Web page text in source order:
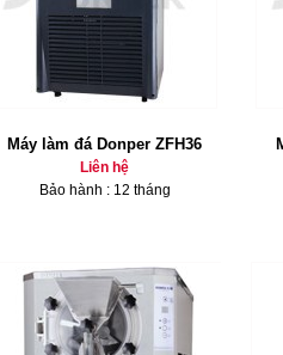
Máy làm đá Donper ZFH36
Liên hệ
Bảo hành : 12 tháng